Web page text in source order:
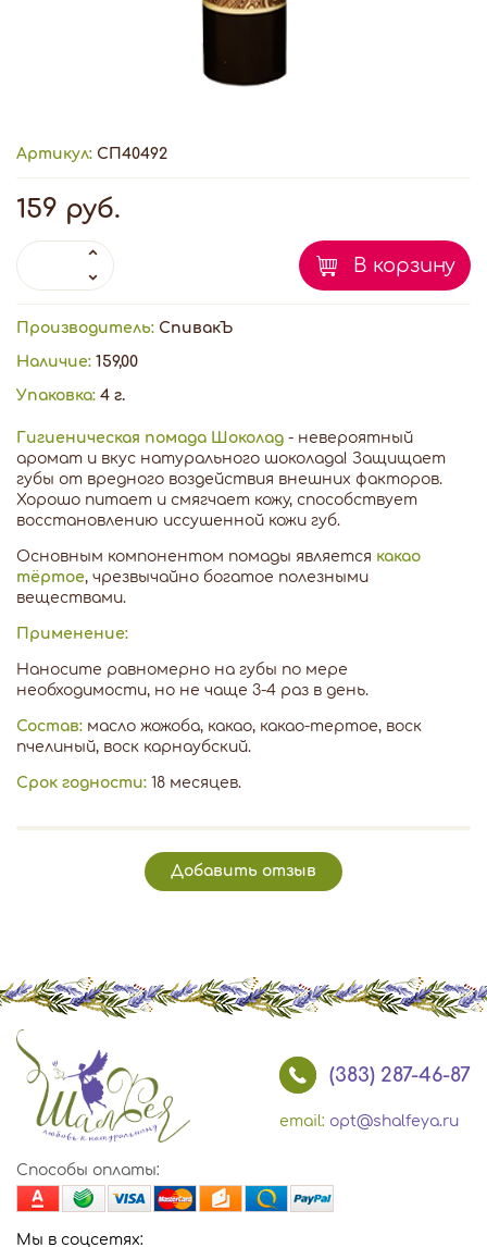
Артикул: СП40492
159 руб.
В корзину
Производитель: СпивакЪ
Наличие: 159,00
Упаковка: 4 г.
Гигиеническая помада Шоколад - невероятный
аромат и вкус натурального шоколада! Защищает
губы от вредного воздействия внешних факторов.
Хорошо питает и смягчает кожу, способствует
восстановлению иссушенной кожи губ.
Основным компонентом помады является какао
тёртое, чрезвычайно богатое полезными
веществами.
Применение:
Наносите равномерно на губы по мере
необходимости, но не чаще 3-4 раз в день.
Состав: масло жожоба, какао, какао-тертое, воск
пчелиный, воск карнаубский.
Срок годности: 18 месяцев.
Добавить отзыв
(383) 287-46-87
email: opt@shalfeya.ru
Способы оплаты:
Мы в соцсетях: